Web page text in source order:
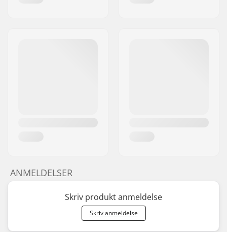
ANMELDELSER
Skriv produkt anmeldelse
Skriv anmeldelse